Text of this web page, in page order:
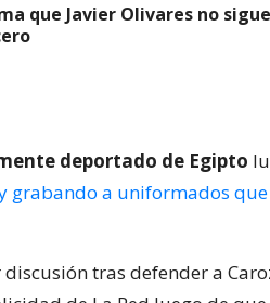
que Javier Olivares no
deportado de Egipto
grabando a uniformados que
tras defender a